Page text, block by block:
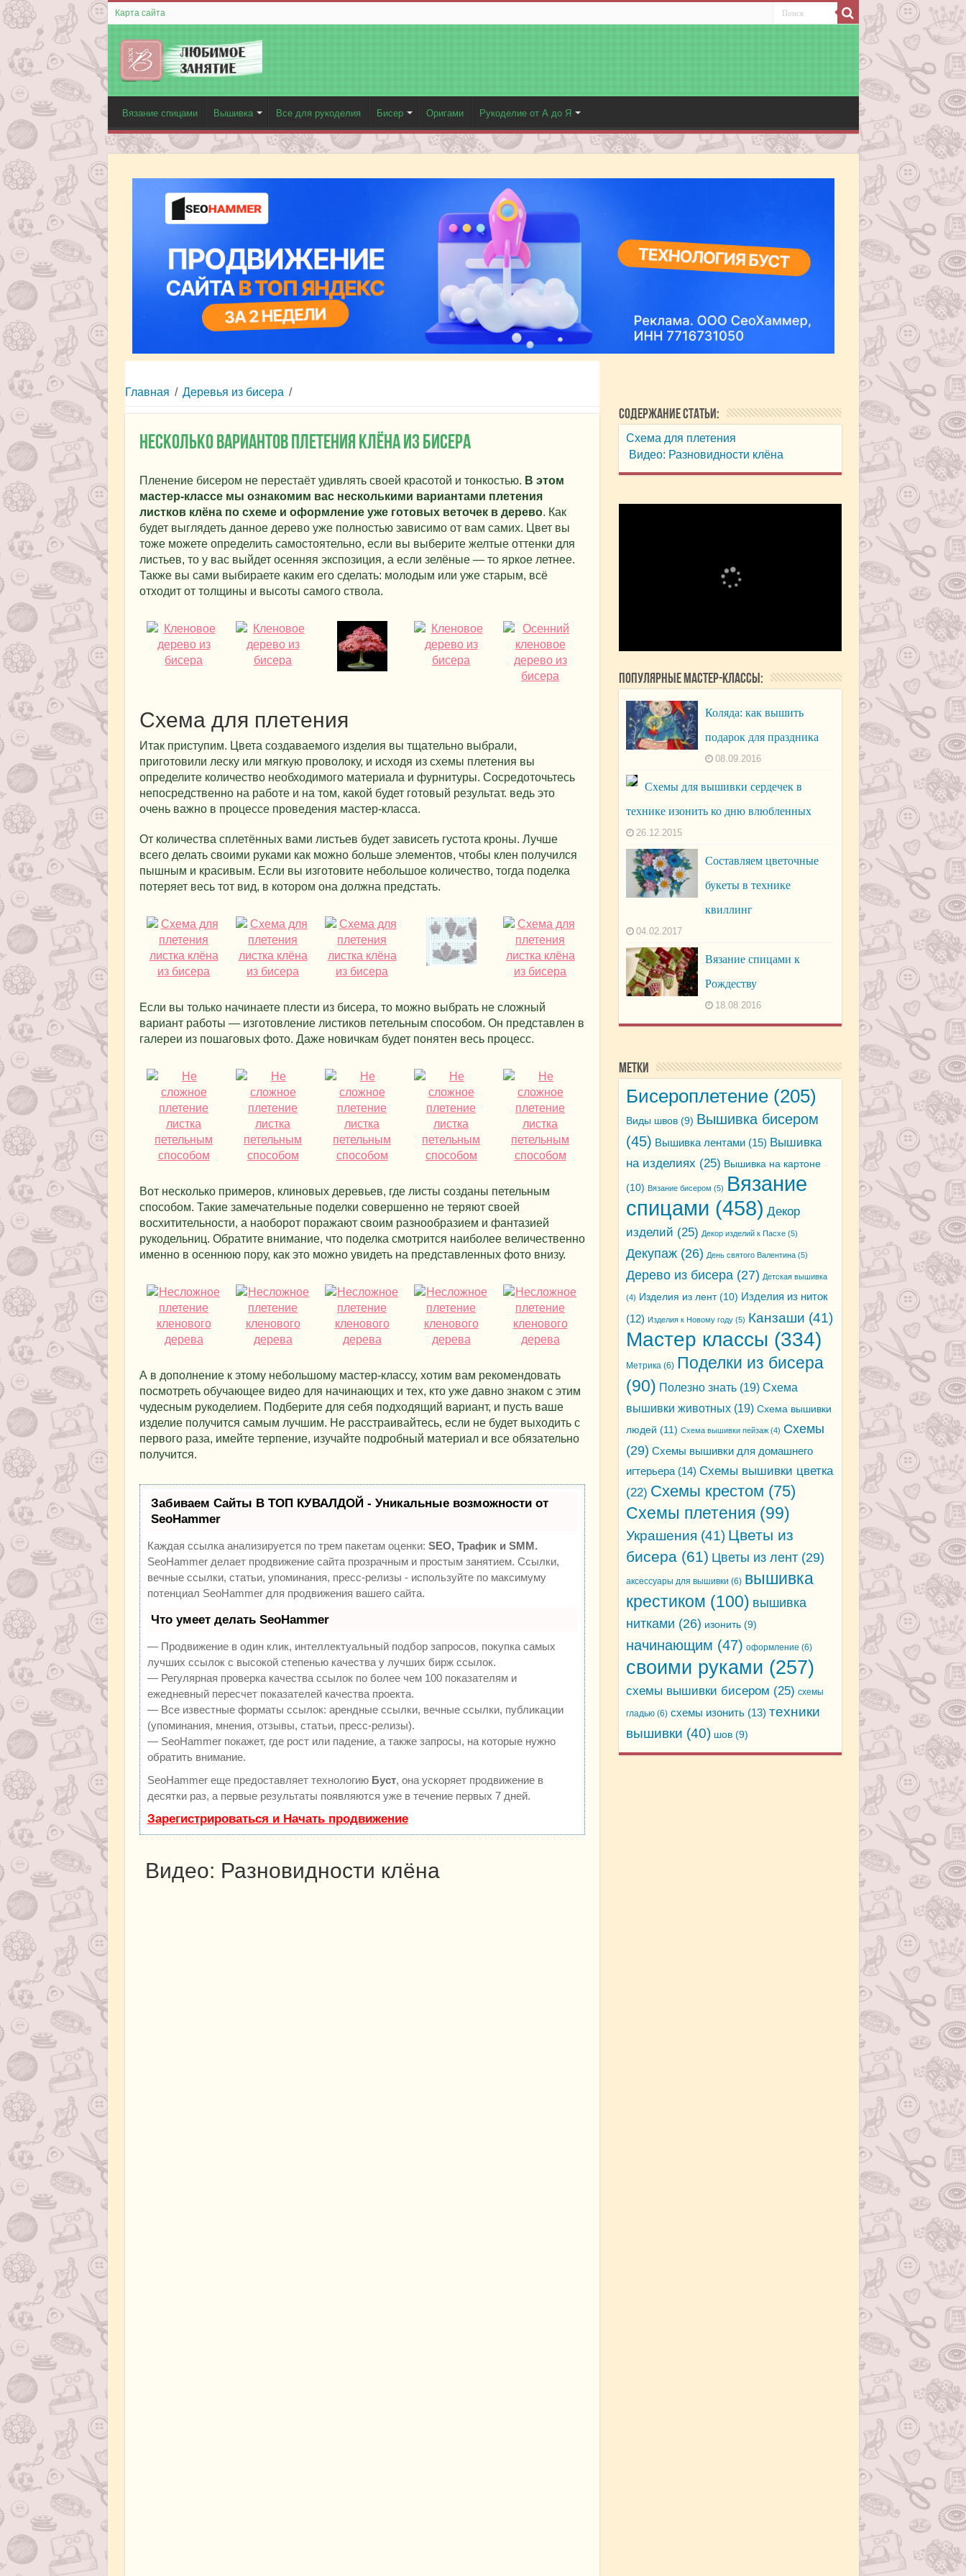
Карта сайта
Вязание спицами Вышивка Все для рукоделия Бисер Оригами Рукоделие от А до Я
Главная / Деревья из бисера /
Несколько вариантов плетения клёна из бисера
Пленение бисером не перестаёт удивлять своей красотой и тонкостью. В этом
мастер-классе мы ознакомим вас несколькими вариантами плетения
листков клёна по схеме и оформление уже готовых веточек в дерево. Как
будет выглядеть данное дерево уже полностью зависимо от вам самих. Цвет вы
тоже можете определить самостоятельно, если вы выберите желтые оттенки для
листьев, то у вас выйдет осенняя экспозиция, а если зелёные — то яркое летнее.
Также вы сами выбираете каким его сделать: молодым или уже старым, всё
отходит от толщины и высоты самого ствола.
Схема для плетения
Итак приступим. Цвета создаваемого изделия вы тщательно выбрали,
приготовили леску или мягкую проволоку, и исходя из схемы плетения вы
определите количество необходимого материала и фурнитуры. Сосредоточьтесь
непосредственно на работе и на том, какой будет готовый результат. ведь это
очень важно в процессе проведения мастер-класса.
От количества сплетённых вами листьев будет зависеть густота кроны. Лучше
всего делать своими руками как можно больше элементов, чтобы клен получился
пышным и красивым. Если вы изготовите небольшое количество, тогда поделка
потеряет весь тот вид, в котором она должна предстать.
Если вы только начинаете плести из бисера, то можно выбрать не сложный
вариант работы — изготовление листиков петельным способом. Он представлен в
галереи из пошаговых фото. Даже новичкам будет понятен весь процесс.
Вот несколько примеров, клиновых деревьев, где листы созданы петельным
способом. Такие замечательные поделки совершенно не теряют своей
восхитительности, а наоборот поражают своим разнообразием и фантазией
рукодельниц. Обратите внимание, что поделка смотрится наиболее величественно
именно в осеннюю пору, как это можно увидеть на представленных фото внизу.
А в дополнение к этому небольшому мастер-классу, хотим вам рекомендовать
посмотреть обучающее видео для начинающих и тех, кто уже давно знаком с этим
чудесным рукоделием. Подберите для себя подходящий вариант, и пусть ваше
изделие получится самым лучшим. Не расстраивайтесь, если не будет выходить с
первого раза, имейте терпение, изучайте подробный материал и все обязательно
получится.
Забиваем Сайты В ТОП КУВАЛДОЙ - Уникальные возможности от
SeoHammer
Каждая ссылка анализируется по трем пакетам оценки: SEO, Трафик и SMM.
SeoHammer делает продвижение сайта прозрачным и простым занятием. Ссылки,
вечные ссылки, статьи, упоминания, пресс-релизы - используйте по максимуму
потенциал SeoHammer для продвижения вашего сайта.
Что умеет делать SeoHammer
— Продвижение в один клик, интеллектуальный подбор запросов, покупка самых
лучших ссылок с высокой степенью качества у лучших бирж ссылок.
— Регулярная проверка качества ссылок по более чем 100 показателям и
ежедневный пересчет показателей качества проекта.
— Все известные форматы ссылок: арендные ссылки, вечные ссылки, публикации
(упоминания, мнения, отзывы, статьи, пресс-релизы).
— SeoHammer покажет, где рост или падение, а также запросы, на которые нужно
обратить внимание.
SeoHammer еще предоставляет технологию Буст, она ускоряет продвижение в
десятки раз, а первые результаты появляются уже в течение первых 7 дней.
Зарегистрироваться и Начать продвижение
Видео: Разновидности клёна
Содержание статьи:
Схема для плетения
Видео: Разновидности клёна
Популярные мастер-классы:
Коляда: как вышить
подарок для праздника
08.09.2016
Схемы для вышивки сердечек в
технике изонить ко дню влюбленных
26.12.2015
Составляем цветочные
букеты в технике
квиллинг
04.02.2017
Вязание спицами к
Рождеству
18.08.2016
Метки
Бисероплетение(205)
Виды швов(9) Вышивка бисером
(45) Вышивка лентами(15) Вышивка
на изделиях (25) Вышивка на картоне
(10) Вязание бисером (5) Вязание
спицами (458) Декор
изделий (25) Декор изделий к Пасхе(5)
Декупаж(26) День святого Валентина(5)
Дерево из бисера(27) Детская вышивка
(4) Изделия из лент(10) Изделия из ниток
(12) Изделия к Новому году(5) Канзаши (41)
Мастер классы (334)
Метрика(6) Поделки из бисера
(90) Полезно знать(19) Схема
вышивки животных(19) Схема вышивки
людей (11) Схема вышивки пейзаж(4) Схемы
(29) Схемы вышивки для домашнего
игтерьера(14) Схемы вышивки цветка
(22) Схемы крестом (75)
Схемы плетения (99)
Украшения (41) Цветы из
бисера(61) Цветы из лент(29)
аксессуары для вышивки (6) вышивка
крестиком (100) вышивка
нитками (26) изонить(9)
начинающим (47) оформление (6)
своими руками (257)
схемы вышивки бисером (25) схемы
гладью(6) схемы изонить(13) техники
вышивки (40) шов(9)